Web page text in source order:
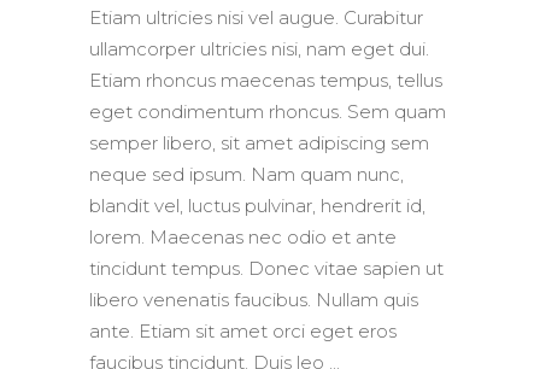
Etiam ultricies nisi vel augue. Curabitur
ullamcorper ultricies nisi, nam eget dui.
Etiam rhoncus maecenas tempus, tellus
eget condimentum rhoncus. Sem quam
semper libero, sit amet adipiscing sem
neque sed ipsum. Nam quam nunc,
blandit vel, luctus pulvinar, hendrerit id,
lorem. Maecenas nec odio et ante
tincidunt tempus. Donec vitae sapien ut
libero venenatis faucibus. Nullam quis
ante. Etiam sit amet orci eget eros
faucibus tincidunt. Duis leo